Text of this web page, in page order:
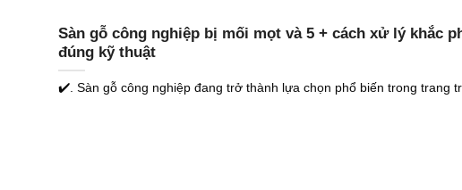
Sàn gỗ công nghiệp bị mối mọt và 5 + cách xử lý khắc
đúng kỹ thuật
✔️. Sàn gỗ công nghiệp đang trở thành lựa chọn phổ biến trong trang